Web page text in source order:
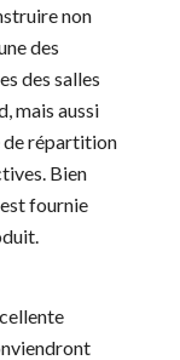
non
des
des salles
mais aussi
de répartition
Bien
fournie